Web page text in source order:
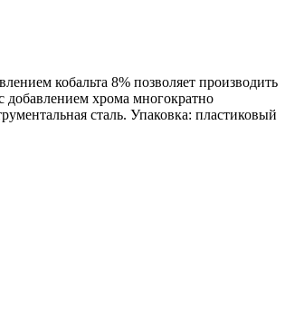
кобальта 8% позволяет производить
добавлением хрома многократно
сталь. Упаковка: пластиковый